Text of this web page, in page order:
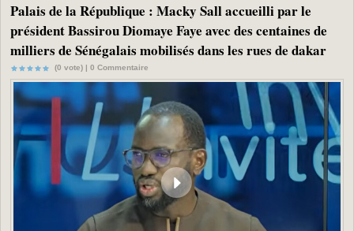
Palais de la République : Macky Sall accueilli par le
président Bassirou Diomaye Faye avec des centaines de
milliers de Sénégalais mobilisés dans les rues de dakar
(0 vote) | 0 Commentaire